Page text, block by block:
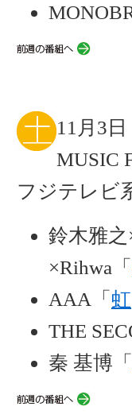
11月3日
MUSIC
フジテレビ
鈴木雅
×Rihwa「
AAA「 虹
THE
秦 基博「